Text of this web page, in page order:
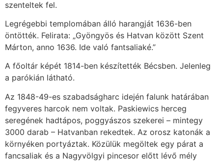
szenteltek fel.
Legrégebbi templomában álló harangját 1636-ben
öntötték. Felirata: „Gyöngyös és Hatvan között Szent
Márton, anno 1636. Ide való fantsaliaké.”
A főoltár képét 1814-ben készítették Bécsben. Jelenleg
a parókián látható.
Az 1848-49-es szabadságharc idején falunk határában
fegyveres harcok nem voltak. Paskiewics herceg
seregének hadtápos, poggyászos szekerei – mintegy
3000 darab – Hatvanban rekedtek. Az orosz katonák a
környéken portyáztak. Közülük megöltek egy párat a
fancsaliak és a Nagyvölgyi pincesor előtt lévő mély